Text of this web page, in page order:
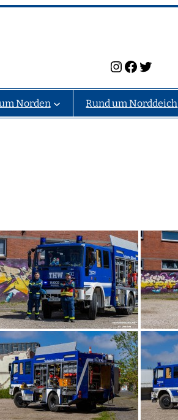
Instagram Facebook Twitter
Norden Rund um Norddeich